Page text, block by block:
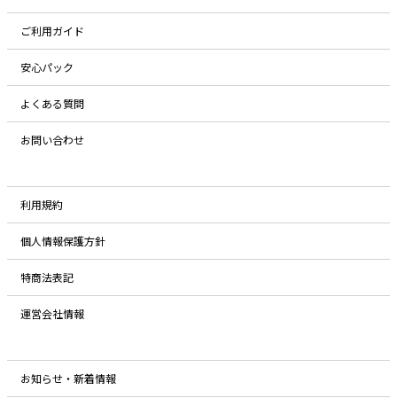
ご利用ガイド
安心パック
よくある質問
お問い合わせ
利用規約
個人情報保護方針
特商法表記
運営会社情報
お知らせ・新着情報